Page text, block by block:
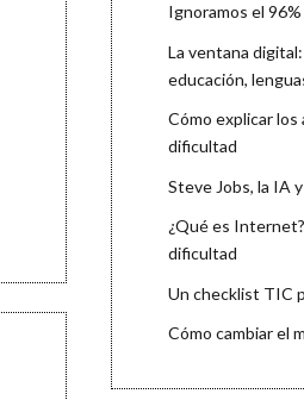
Ignoramos el
La ventana
educación,
Cómo explicar
dificultad
Steve Jobs, la IA
¿Qué es
dificultad
Un checklist TIC
Cómo cambiar el